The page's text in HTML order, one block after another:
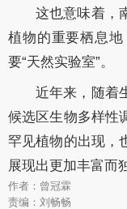
这也意味着，
植物的重要栖息
要“天然实验室”。
近年来，随着
候选区生物多样性
罕见植物的出现，
展现出更加丰富而
作者：曾冠霖
责编：刘畅畅